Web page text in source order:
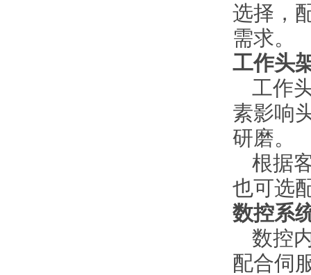
选择，
需求。
工作头
工作
素影响
研磨。
根据
也可选
数控系
数控
配合伺